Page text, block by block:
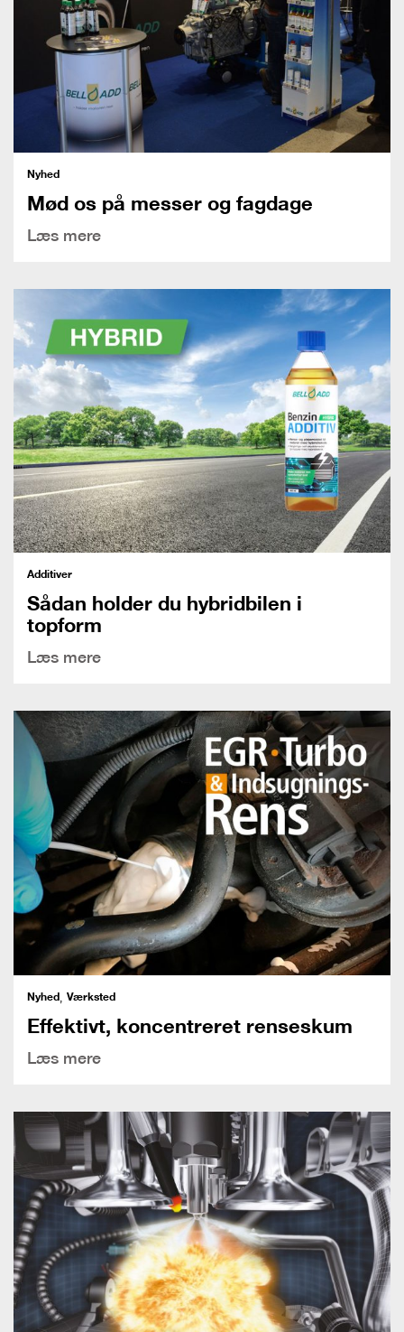
Nyhed
Mød os på messer og fagdage
Læs mere
Additiver
Sådan holder du hybridbilen i
topform
Læs mere
Nyhed Værksted
Effektivt, koncentreret renseskum
Læs mere